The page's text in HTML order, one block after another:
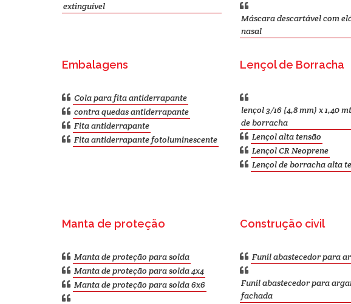
extinguível
Máscara descartável com
nasal
Embalagens
Cola para fita antiderrapante
contra quedas antiderrapante
Fita antiderrapante
Fita antiderrapante fotoluminescente
Lençol de Borracha
lençol 3/16 (4,8 mm) x 1,40
de borracha
Lençol alta tensão
Lençol CR Neoprene
Lençol de borracha alta
Manta de proteção
Manta de proteção para solda
Manta de proteção para solda 4x4
Manta de proteção para solda 6x6
Construção civil
Funil abastecedor para
Funil abastecedor para
fachada